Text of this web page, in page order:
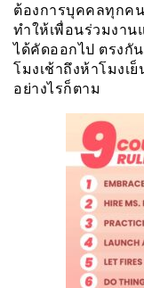
ต้องการบุคคลทุกค
ทำให้เพื่อนร่วมงาน
ได้คัดออกไป ตรงกั
โมงเช้าถึงห้าโมงเ
อย่างไรก็ตาม